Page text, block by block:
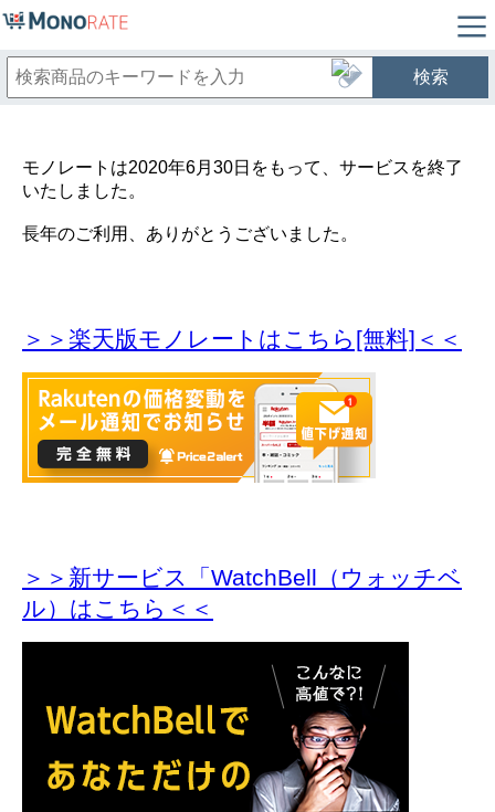
検索
モノレートは2020年6月30日をもって、サービスを終了
いたしました。
長年のご利用、ありがとうございました。
＞＞楽天版モノレートはこちら[無料]＜＜
＞＞新サービス「WatchBell（ウォッチベ
ル）はこちら＜＜